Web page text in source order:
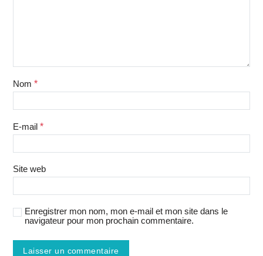
Nom *
E-mail *
Site web
Enregistrer mon nom, mon e-mail et mon site dans le
navigateur pour mon prochain commentaire.